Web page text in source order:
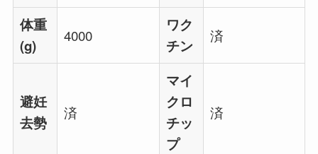
体重
(g)
4000
ワク
チン
済
避妊
去勢
済
マイ
クロ
チッ
プ
済